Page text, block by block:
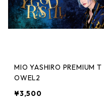
MIO YASHIRO PREMIUM T
OWEL2
¥3,500